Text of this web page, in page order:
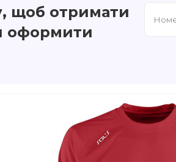
щоб отримати
оформити